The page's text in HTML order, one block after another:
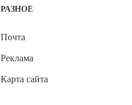
РАЗНОЕ
Почта
Реклама
Карта сайта